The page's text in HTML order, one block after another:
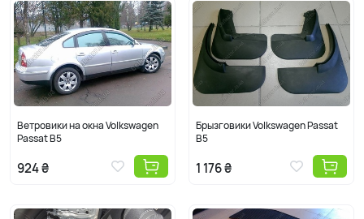
Ветровики на окна Volkswagen
Passat B5
924 ₴
Брызговики Volkswagen Passat
B5
1 176 ₴